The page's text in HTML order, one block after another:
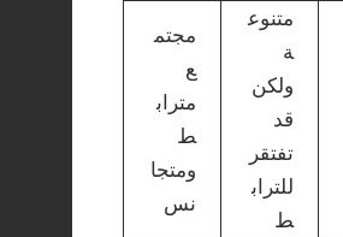
متنوع
ة
ولكن
قد
تفتقر
للتراب
ط
مجتم
ع
متراب
ط
ومتجا
نس